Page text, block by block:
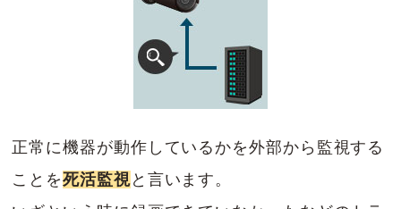
正常に機器が動作しているかを外部から監視する
ことを死活監視と言います。